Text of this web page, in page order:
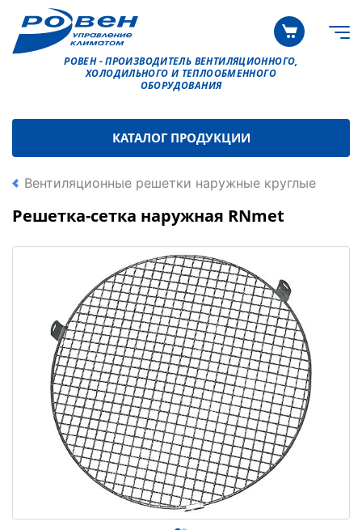
РОВЕН - ПРОИЗВОДИТЕЛЬ ВЕНТИЛЯЦИОННОГО,
ХОЛОДИЛЬНОГО И ТЕПЛООБМЕННОГО
ОБОРУДОВАНИЯ
КАТАЛОГ ПРОДУКЦИИ
Вентиляционные решетки наружные круглые
Решетка-сетка наружная RNmet